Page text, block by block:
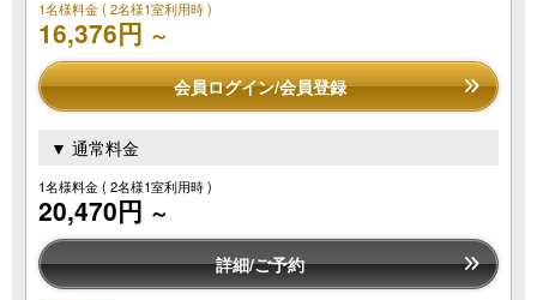
1名様料金( 2名様1室利用時 )
16,376円 ～
会員ログイン/会員登録
▼ 通常料金
1名様料金( 2名様1室利用時 )
20,470円 ～
詳細/ご予約